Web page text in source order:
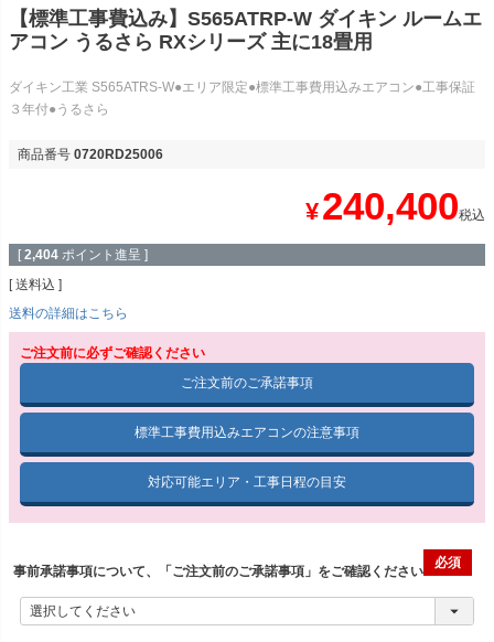
【標準工事費込み】S565ATRP-W ダイキン ルームエ
アコン うるさら RXシリーズ 主に18畳用
ダイキン工業 S565ATRS-W●エリア限定●標準工事費用込みエアコン●工事保証
３年付●うるさら
商品番号 0720RD25006
¥240,400税込
[ 2,404 ポイント進呈 ]
送料込
送料の詳細はこちら
ご注文前に必ずご確認ください
ご注文前のご承諾事項
標準工事費用込みエアコンの注意事項
対応可能エリア・工事日程の目安
事前承諾事項について、「ご注文前のご承諾事項」をご確認ください